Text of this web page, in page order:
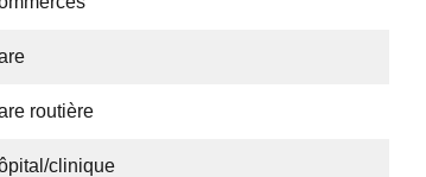
routière
clinique